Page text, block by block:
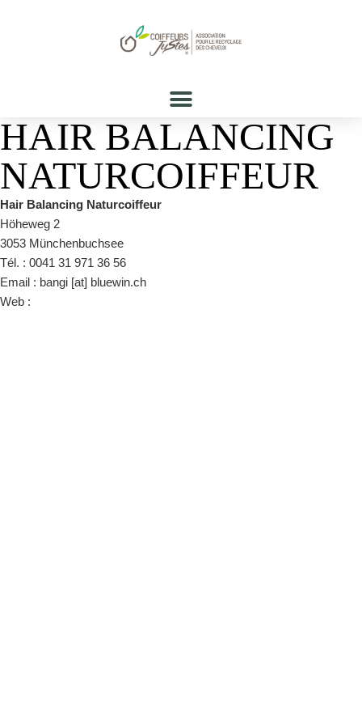
HAIR BALANCING
NATURCOIFFEUR
Hair Balancing Naturcoiffeur
Höheweg 2
3053 Münchenbuchsee
Tél. : 0041 31 971 36 56
Email : bangi [at] bluewin.ch
Web :